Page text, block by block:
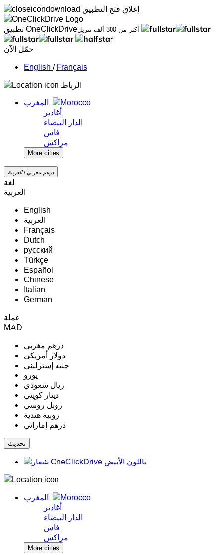
إغلاق فتح التطبيق
تطبيق OneClickDrive
أكثر من 300 ألف تنزيل
حمّل الآن
/ Français
الرباط
المغرب
أغادير
الدار البيضاء
فاس
مراكش
More cities
درهم مغربي /‏العربية‏
لغة
‏العربية‏
English
‏العربية‏
Français
Dutch
русский
Türkçe
Español
Chinese
Italian
German
عملة
MAD
درهم مغربي
دولار أمريكي
جنيه إسترليني
يورو
ريال سعودي
دينار كويتي
روبل روسي
روبية هندية
درهم إماراتي
المغرب
أغادير
الدار البيضاء
فاس
مراكش
More cities